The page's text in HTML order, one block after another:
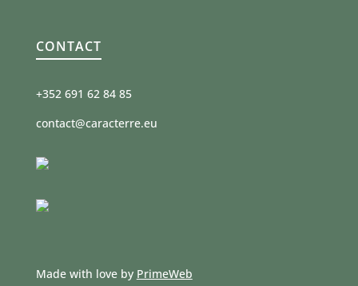
CONTACT
+352 691 62 84 85
contact@caracterre.eu
Made with love by PrimeWeb